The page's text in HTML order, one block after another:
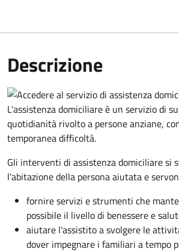
Descrizione
L'assistenza domiciliare è un servizio di
quotidianità rivolto a persone anziane,
temporanea difficoltà.
Gli interventi di assistenza domiciliare si
l'abitazione della persona aiutata e
fornire servizi e strumenti che
possibile il livello di benessere e
aiutare l'assistito a svolgere le
dover impegnare i familiari a tempo